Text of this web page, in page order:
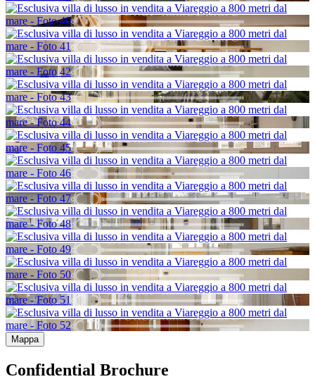
Mappa
Confidential Brochure